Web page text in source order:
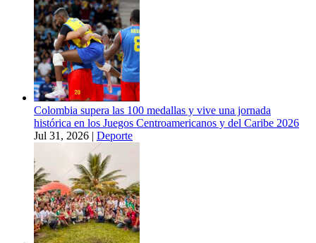
Colombia supera las 100 medallas y vive una jornada
histórica en los Juegos Centroamericanos y del Caribe 2026
Jul 31, 2026 | Deporte